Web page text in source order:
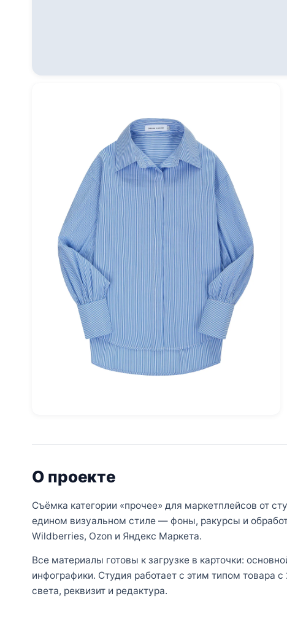
О проекте
Съёмка категории «прочее» для маркетплейсов от
едином визуальном стиле — фоны, ракурсы и
Wildberries, Ozon и Яндекс Маркета.
Все материалы готовы к загрузке в карточки:
инфографики. Студия работает с этим типом товара
света, реквизит и редактура.